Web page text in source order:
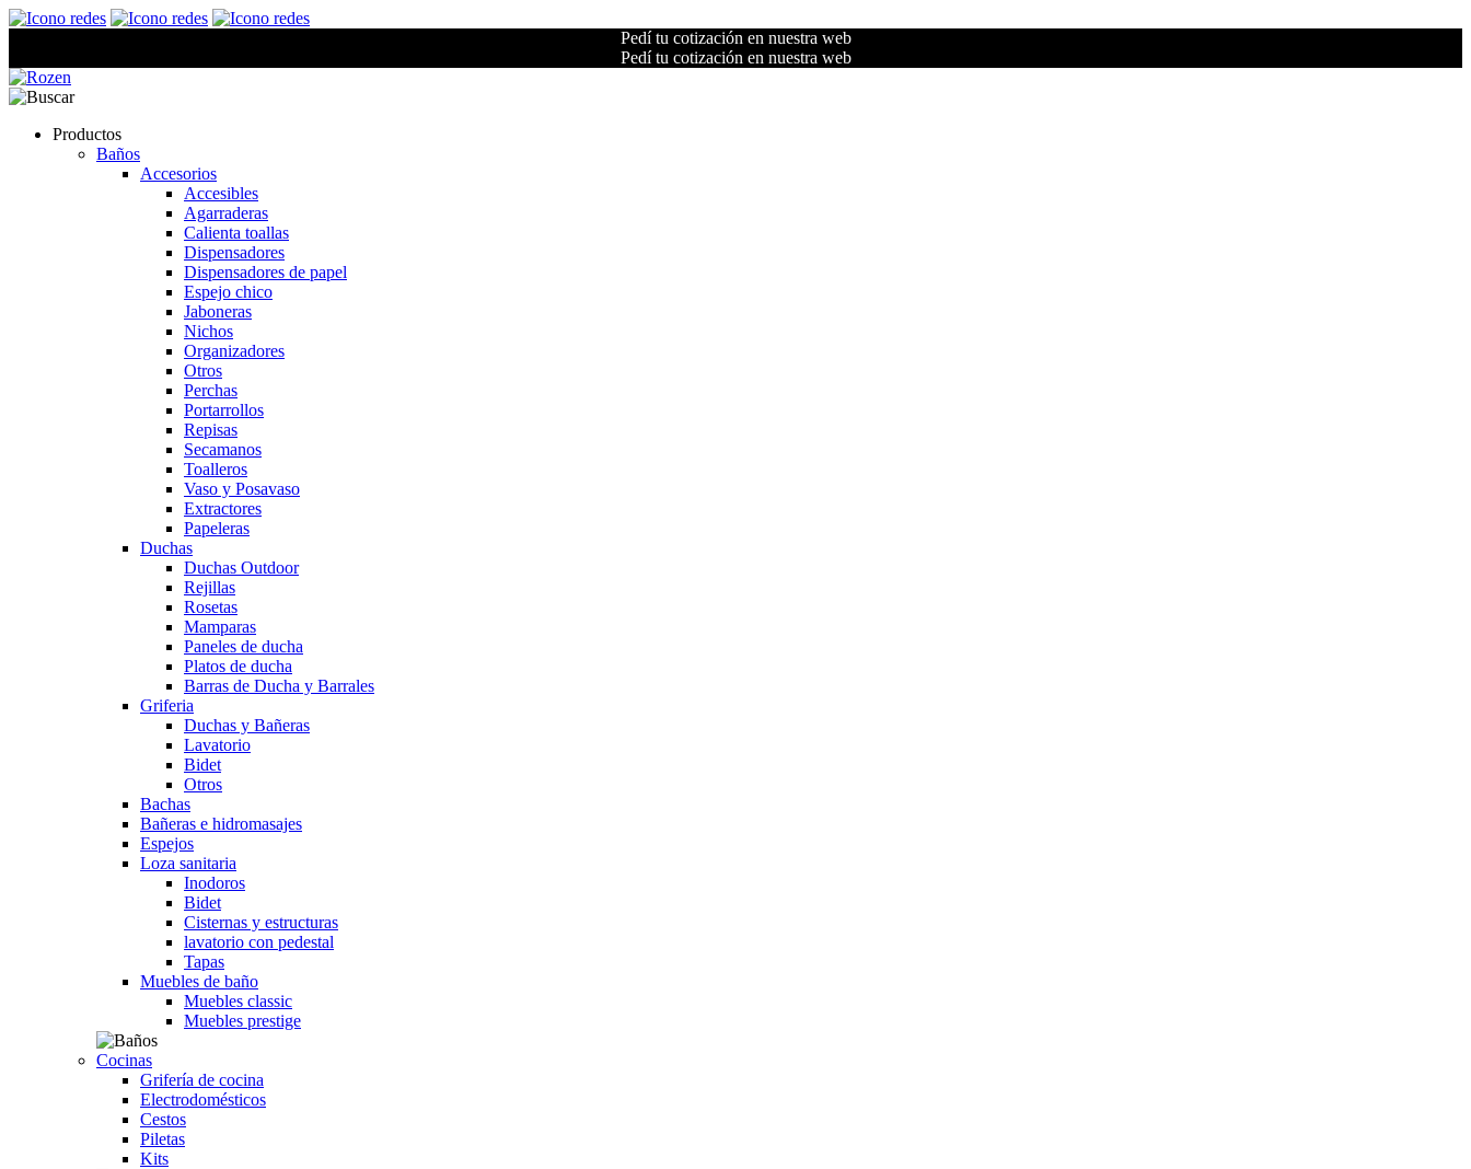
Pedí tu cotización en nuestra web
Pedí tu cotización en nuestra web
Productos
Baños
Accesorios
Accesibles
Agarraderas
Calienta toallas
Dispensadores
Dispensadores de papel
Espejo chico
Jaboneras
Nichos
Organizadores
Otros
Perchas
Portarrollos
Repisas
Secamanos
Toalleros
Vaso y Posavaso
Extractores
Papeleras
Duchas
Duchas Outdoor
Rejillas
Rosetas
Mamparas
Paneles de ducha
Platos de ducha
Barras de Ducha y Barrales
Griferia
Duchas y Bañeras
Lavatorio
Bidet
Otros
Bachas
Bañeras e hidromasajes
Espejos
Loza sanitaria
Inodoros
Bidet
Cisternas y estructuras
lavatorio con pedestal
Tapas
Muebles de baño
Muebles classic
Muebles prestige
Cocinas
Grifería de cocina
Electrodomésticos
Cestos
Piletas
Kits